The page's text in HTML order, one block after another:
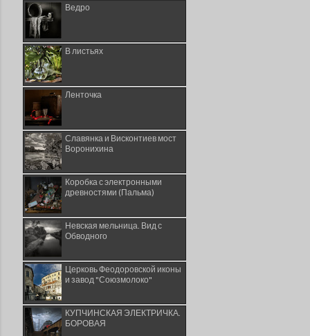
Ведро
В листьях
Ленточка
Славянка и Висконтиев мост
Воронихина
Коробка с электронными
древностями (Пальма)
Невская мельница. Вид с
Обводного
Церковь Феодоровской иконы
и завод "Союзмолоко"
КУПЧИНСКАЯ ЭЛЕКТРИЧКА.
БОРОВАЯ